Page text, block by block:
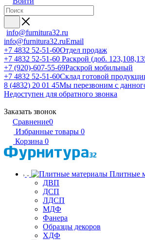
info@furnitura32.ru
info@furnitura32.ruEmail
+7 4832 52-51-60Отдел продаж
+7 4832 52-51-60 Раскрой (доб.
+7 (920)-607-55-69Раскрой мобильный
+7 4832 52-51-60Склад готовой
8 (4832) 20 01 45Мы перезвоним с
Недоступен для обратного звонка
Заказать звонок
Сравнение0
Избранные товары 0
Корзина 0
Плитные
ДВП
ДСП
ЛДСП
МДФ
Фанера
Образцы декоров
ХДФ